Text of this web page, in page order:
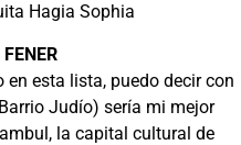
Hagia Sophia
en esta lista, puedo decir con
Judío) sería mi mejor
la capital cultural de